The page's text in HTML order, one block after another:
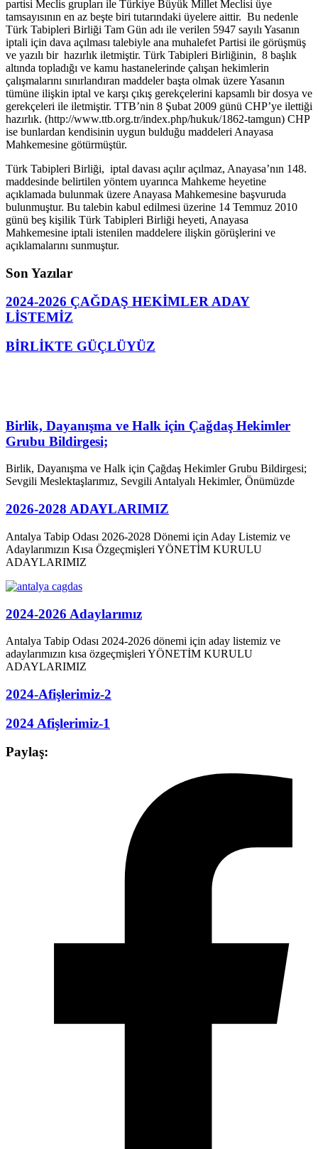
partisi Meclis grupları ile Türkiye Büyük Millet Meclisi üye
tamsayısının en az beşte biri tutarındaki üyelere aittir. Bu nedenle
Türk Tabipleri Birliği Tam Gün adı ile verilen 5947 sayılı Yasanın
iptali için dava açılması talebiyle ana muhalefet Partisi ile görüşmüş
ve yazılı bir hazırlık iletmiştir. Türk Tabipleri Birliğinin, 8 başlık
altında topladığı ve kamu hastanelerinde çalışan hekimlerin
çalışmalarını sınırlandıran maddeler başta olmak üzere Yasanın
tümüne ilişkin iptal ve karşı çıkış gerekçelerini kapsamlı bir dosya ve
gerekçeleri ile iletmiştir. TTB’nin 8 Şubat 2009 günü CHP’ye ilettiği
hazırlık. (http://www.ttb.org.tr/index.php/hukuk/1862-tamgun) CHP
ise bunlardan kendisinin uygun bulduğu maddeleri Anayasa
Mahkemesine götürmüştür.
Türk Tabipleri Birliği, iptal davası açılır açılmaz, Anayasa’nın 148.
maddesinde belirtilen yöntem uyarınca Mahkeme heyetine
açıklamada bulunmak üzere Anayasa Mahkemesine başvuruda
bulunmuştur. Bu talebin kabul edilmesi üzerine 14 Temmuz 2010
günü beş kişilik Türk Tabipleri Birliği heyeti, Anayasa
Mahkemesine iptali istenilen maddelere ilişkin görüşlerini ve
açıklamalarını sunmuştur.
Son Yazılar
2024-2026 ÇAĞDAŞ HEKİMLER ADAY
LİSTEMİZ
BİRLİKTE GÜÇLÜYÜZ
Birlik, Dayanışma ve Halk için Çağdaş Hekimler
Grubu Bildirgesi;
Birlik, Dayanışma ve Halk için Çağdaş Hekimler Grubu Bildirgesi;
Sevgili Meslektaşlarımız, Sevgili Antalyalı Hekimler, Önümüzde
2026-2028 ADAYLARIMIZ
Antalya Tabip Odası 2026-2028 Dönemi için Aday Listemiz ve
Adaylarımızın Kısa Özgeçmişleri YÖNETİM KURULU
ADAYLARIMIZ
2024-2026 Adaylarımız
Antalya Tabip Odası 2024-2026 dönemi için aday listemiz ve
adaylarımızın kısa özgeçmişleri YÖNETİM KURULU
ADAYLARIMIZ
2024-Afişlerimiz-2
2024 Afişlerimiz-1
Paylaş: